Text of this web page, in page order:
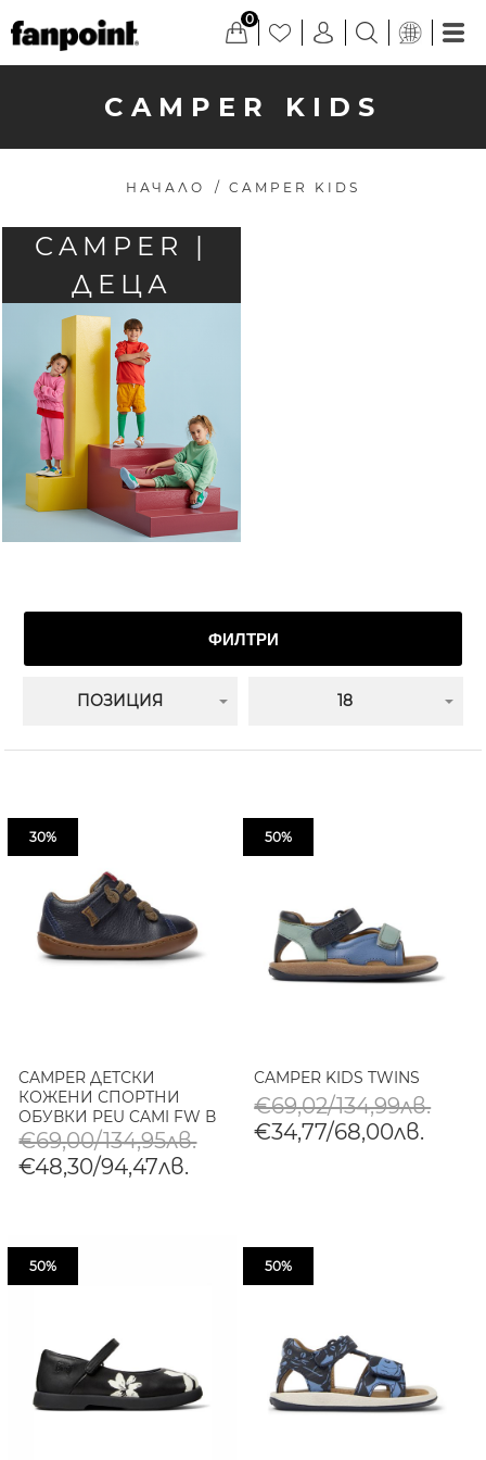
0
CAMPER KIDS
НАЧАЛО / CAMPER KIDS
CAMPER |
ДЕЦА
ФИЛТРИ
ПОЗИЦИЯ 18
30%
CAMPER ДЕТСКИ
КОЖЕНИ СПОРТНИ
ОБУВКИ PEU CAMI FW В
СИНЬО
€69,00/134,95лв.
€48,30/94,47лв.
50%
CAMPER KIDS TWINS
€69,02/134,99лв.
€34,77/68,00лв.
50% 50%